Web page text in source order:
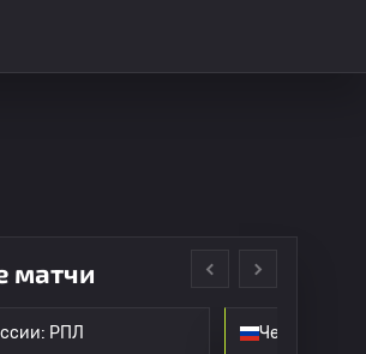
матчи
РПЛ
Чемпионат